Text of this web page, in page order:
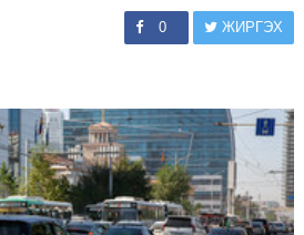
0 ЖИРГЭХ